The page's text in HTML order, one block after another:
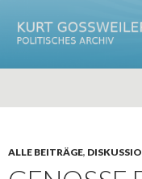
ALLE BEITRÄGE,